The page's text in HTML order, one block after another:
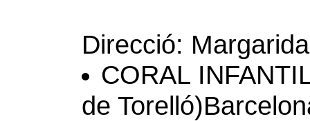
Direcció:
CORAL
de